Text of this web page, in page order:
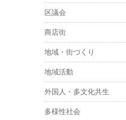
区議会
商店街
地域・街づくり
地域活動
外国人・多文化共生
多様性社会